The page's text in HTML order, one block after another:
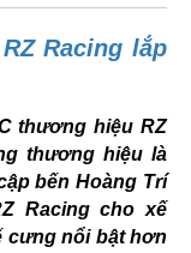
Racing lắp
thương hiệu RZ
thương hiệu là
bến Hoàng Trí
Racing cho xế
cưng nổi bật hơn